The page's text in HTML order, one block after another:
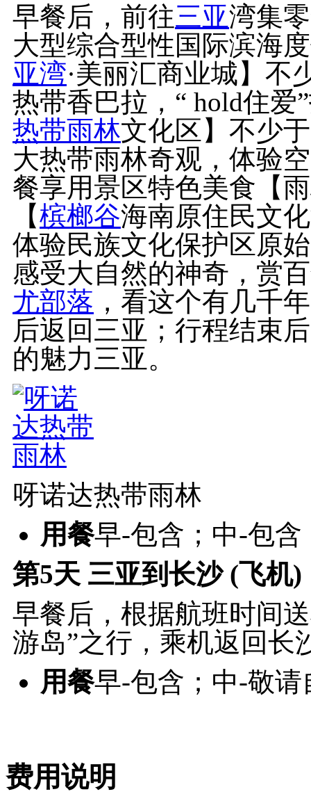
早餐后，前往三亚湾集
大型综合型性国际滨海
亚湾·美丽汇商业城】不
热带香巴拉，“ hold住
热带雨林文化区】不少
大热带雨林奇观，体验
餐享用景区特色美食【
【槟榔谷海南原住民文
体验民族文化保护区原
感受大自然的神奇，赏
尤部落 ，看这个有几千
后返回三亚；行程结束
的魅力三亚。
呀诺达热带雨林
用餐早-包含；中-包
第5天 三亚到长沙 (飞机)
早餐后，根据航班时间
游岛”之行，乘机返回长
用餐早-包含；中-敬
费用说明